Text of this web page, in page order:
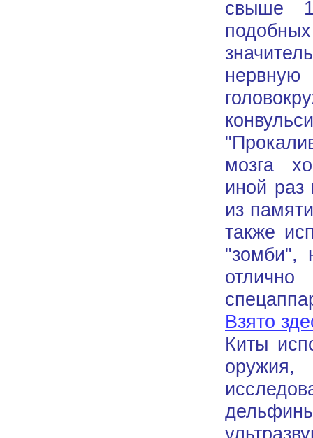
свыше
мозга
иной раз
из
также
"зомби",
Взято
Киты